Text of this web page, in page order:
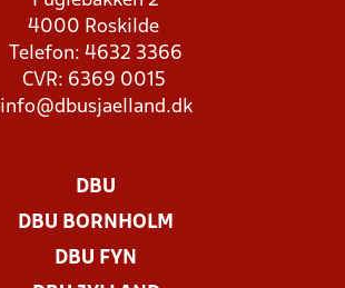
4000 Roskilde
Telefon: 4632 3366
CVR: 6369 0015
info@dbusjaelland.dk
DBU
DBU BORNHOLM
DBU FYN